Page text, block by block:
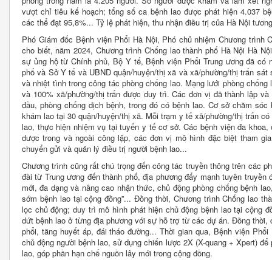
vượt chỉ tiêu kế hoạch; tổng số ca bệnh lao được phát hiện 4.037
các thể đạt 95,8%... Tỷ lệ phát hiện, thu nhận điều trị của Hà Nội
Phó Giám đốc Bệnh viện Phổi Hà Nội, Phó chủ nhiệm Chương trình
cho biết, năm 2024, Chương trình Chống lao thành phố Hà Nội Hà
sự ủng hộ từ Chính phủ, Bộ Y tế, Bệnh viện Phổi Trung ương đã có
phố và Sở Y tế và UBND quận/huyện/thị xã và xã/phường/thị trấn
và nhiệt tình trong công tác phòng chống lao. Mạng lưới phòng
và 100% xã/phường/thị trấn được duy trì. Các đơn vị đã thành lập
đầu, phòng chống dịch bệnh, trong đó có bệnh lao. Cơ sở chăm
khám lao tại 30 quận/huyện/thị xã. Mỗi trạm y tế xã/phường/thị trấn
lao, thực hiện nhiệm vụ tại tuyến y tế cơ sở. Các bệnh viện đa
dược trong và ngoài công lập, các đơn vị mô hình đặc biệt tham
chuyển gửi và quản lý điều trị người bệnh lao...
Chương trình cũng rất chú trọng đến công tác truyền thông trên các
đài từ Trung ương đến thành phố, địa phương đẩy mạnh tuyên
mới, đa dạng và nâng cao nhận thức, chủ động phòng chống bệnh
sớm bệnh lao tại cộng đồng”... Đồng thời, Chương trình Chống lao
lọc chủ động; duy trì mô hình phát hiện chủ động bệnh lao tại cộng
dứt bệnh lao ở từng địa phương với sự hỗ trợ từ các dự án. Đồng
phổi, tăng huyết áp, đái tháo đường... Thời gian qua, Bệnh viện
chủ động người bệnh lao, sử dụng chiến lược 2X (X-quang + Xpert)
lao, góp phần hạn chế nguồn lây mới trong cộng đồng.